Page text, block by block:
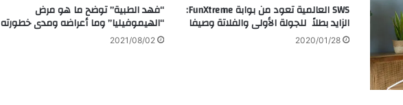
SWS العالمية تعود من بوابة FunXtreme:
الزايد بطلاً للجولة الأولى والفلاتة وصيفا
2020/01/28
“فهد الطبية” توضح ما هو مرض
“الهيموفيليا” وما أعراضه ومدى خطورته
2021/08/02